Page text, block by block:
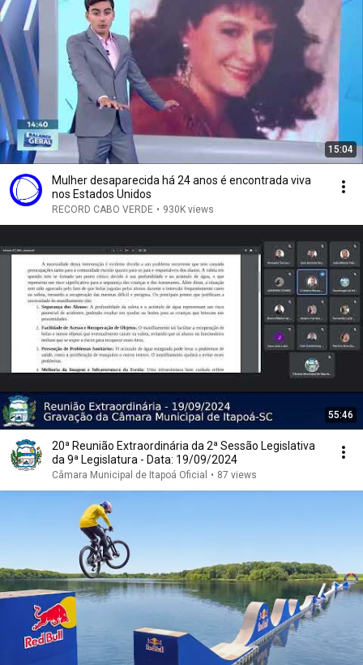
15:04
Mulher desaparecida há 24 anos é encontrada viva
nos Estados Unidos
RECORD CABO VERDE • 930K views
55:46
20ª Reunião Extraordinária da 2ª Sessão Legislativa
da 9ª Legislatura - Data: 19/09/2024
Câmara Municipal de Itapoá Oficial • 87 views